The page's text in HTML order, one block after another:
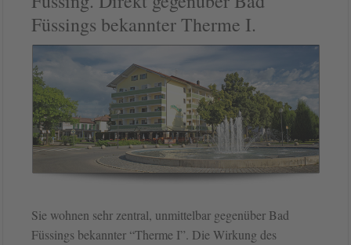
Füssings bekannter Therme I.
Sie wohnen sehr zentral, unmittelbar gegenüber Bad
Füssings bekannter “Therme I”. Die Wirkung des